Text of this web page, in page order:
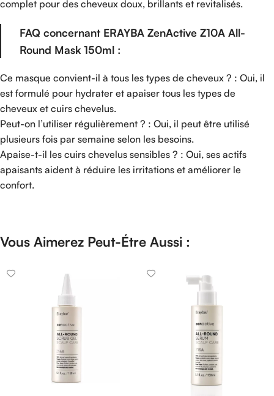
complet pour des cheveux doux, brillants et revitalisés.
FAQ concernant ERAYBA ZenActive Z10A All-
Round Mask 150ml :
Ce masque convient-il à tous les types de cheveux ? : Oui, il
est formulé pour hydrater et apaiser tous les types de
cheveux et cuirs chevelus.
Peut-on l’utiliser régulièrement ? : Oui, il peut être utilisé
plusieurs fois par semaine selon les besoins.
Apaise-t-il les cuirs chevelus sensibles ? : Oui, ses actifs
apaisants aident à réduire les irritations et améliorer le
confort.
Vous Aimerez Peut-Étre Aussi :